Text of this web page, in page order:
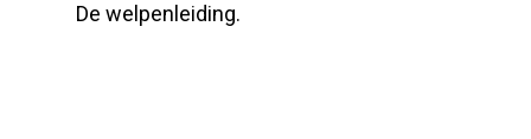
De welpenleiding.